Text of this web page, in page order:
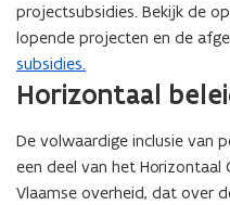
projectsubsidies. Bekijk de
lopende projecten en de
subsidies.
Horizontaal
De volwaardige inclusie van
een deel van het Horizontaal
Vlaamse overheid, dat over